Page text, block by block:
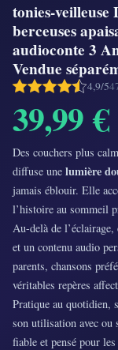
tonies-veilleuse
berceuses
audioconte 3
Vendue
4,9/5
39,99 €
Des couchers plus
diffuse une lumière
jamais éblouir. Elle
l’histoire au sommeil
Au-delà de
et un contenu audio
parents, chansons
véritables repères
Pratique au quotidien,
son utilisation avec ou
fiable et pensé pour